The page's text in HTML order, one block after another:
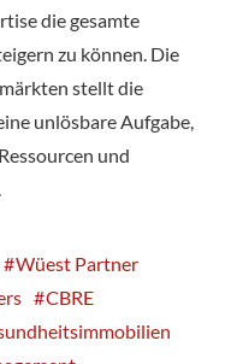
die gesamte
zu können. Die
stellt die
unlösbare Aufgabe,
und
Wüest Partner
CBRE